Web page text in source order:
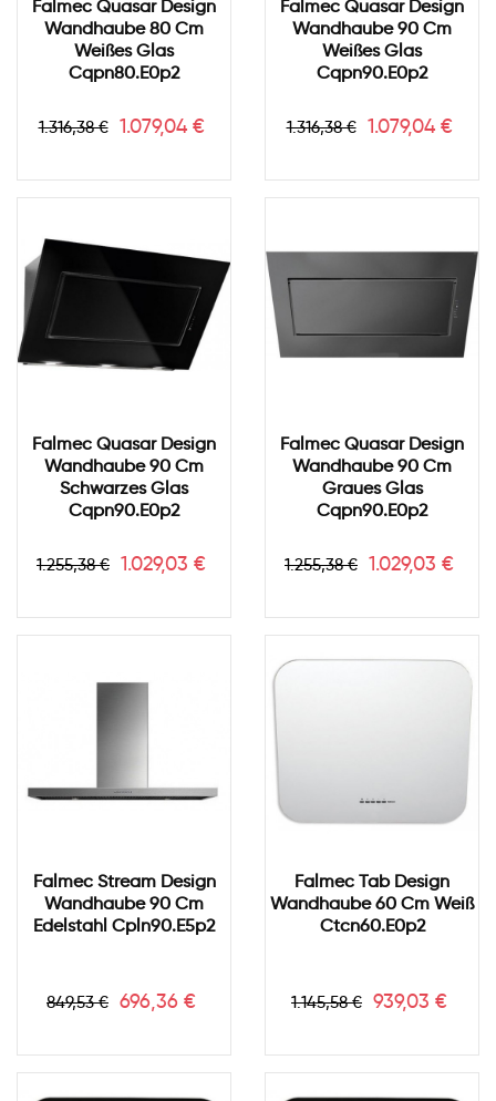
Falmec Quasar Design
Wandhaube 80 Cm
Weißes Glas
Cqpn80.e0p2
Verkaufspreis
1.316,38 € Preis
1.079,04 €
Falmec Quasar Design
Wandhaube 90 Cm
Weißes Glas
Cqpn90.e0p2
Verkaufspreis
1.316,38 € Preis
1.079,04 €
Falmec Quasar Design
Wandhaube 90 Cm
Schwarzes Glas
Cqpn90.e0p2
Verkaufspreis
1.255,38 € Preis
1.029,03 €
Falmec Quasar Design
Wandhaube 90 Cm
Graues Glas
Cqpn90.e0p2
Verkaufspreis
1.255,38 € Preis
1.029,03 €
Falmec Stream Design
Wandhaube 90 Cm
Edelstahl Cpln90.e5p2
Verkaufspreis
849,53 € Preis
696,36 €
Falmec Tab Design
Wandhaube 60 Cm Weiß
Ctcn60.e0p2
Verkaufspreis
1.145,58 € Preis
939,03 €